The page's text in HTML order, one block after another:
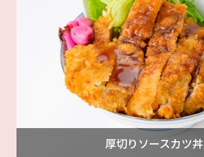
厚切りソースカツ丼